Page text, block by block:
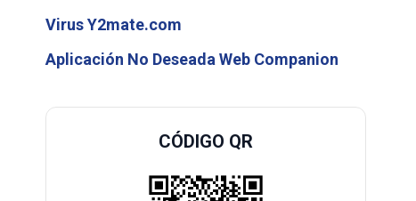
Virus Y2mate.com
Aplicación No Deseada Web Companion
CÓDIGO QR